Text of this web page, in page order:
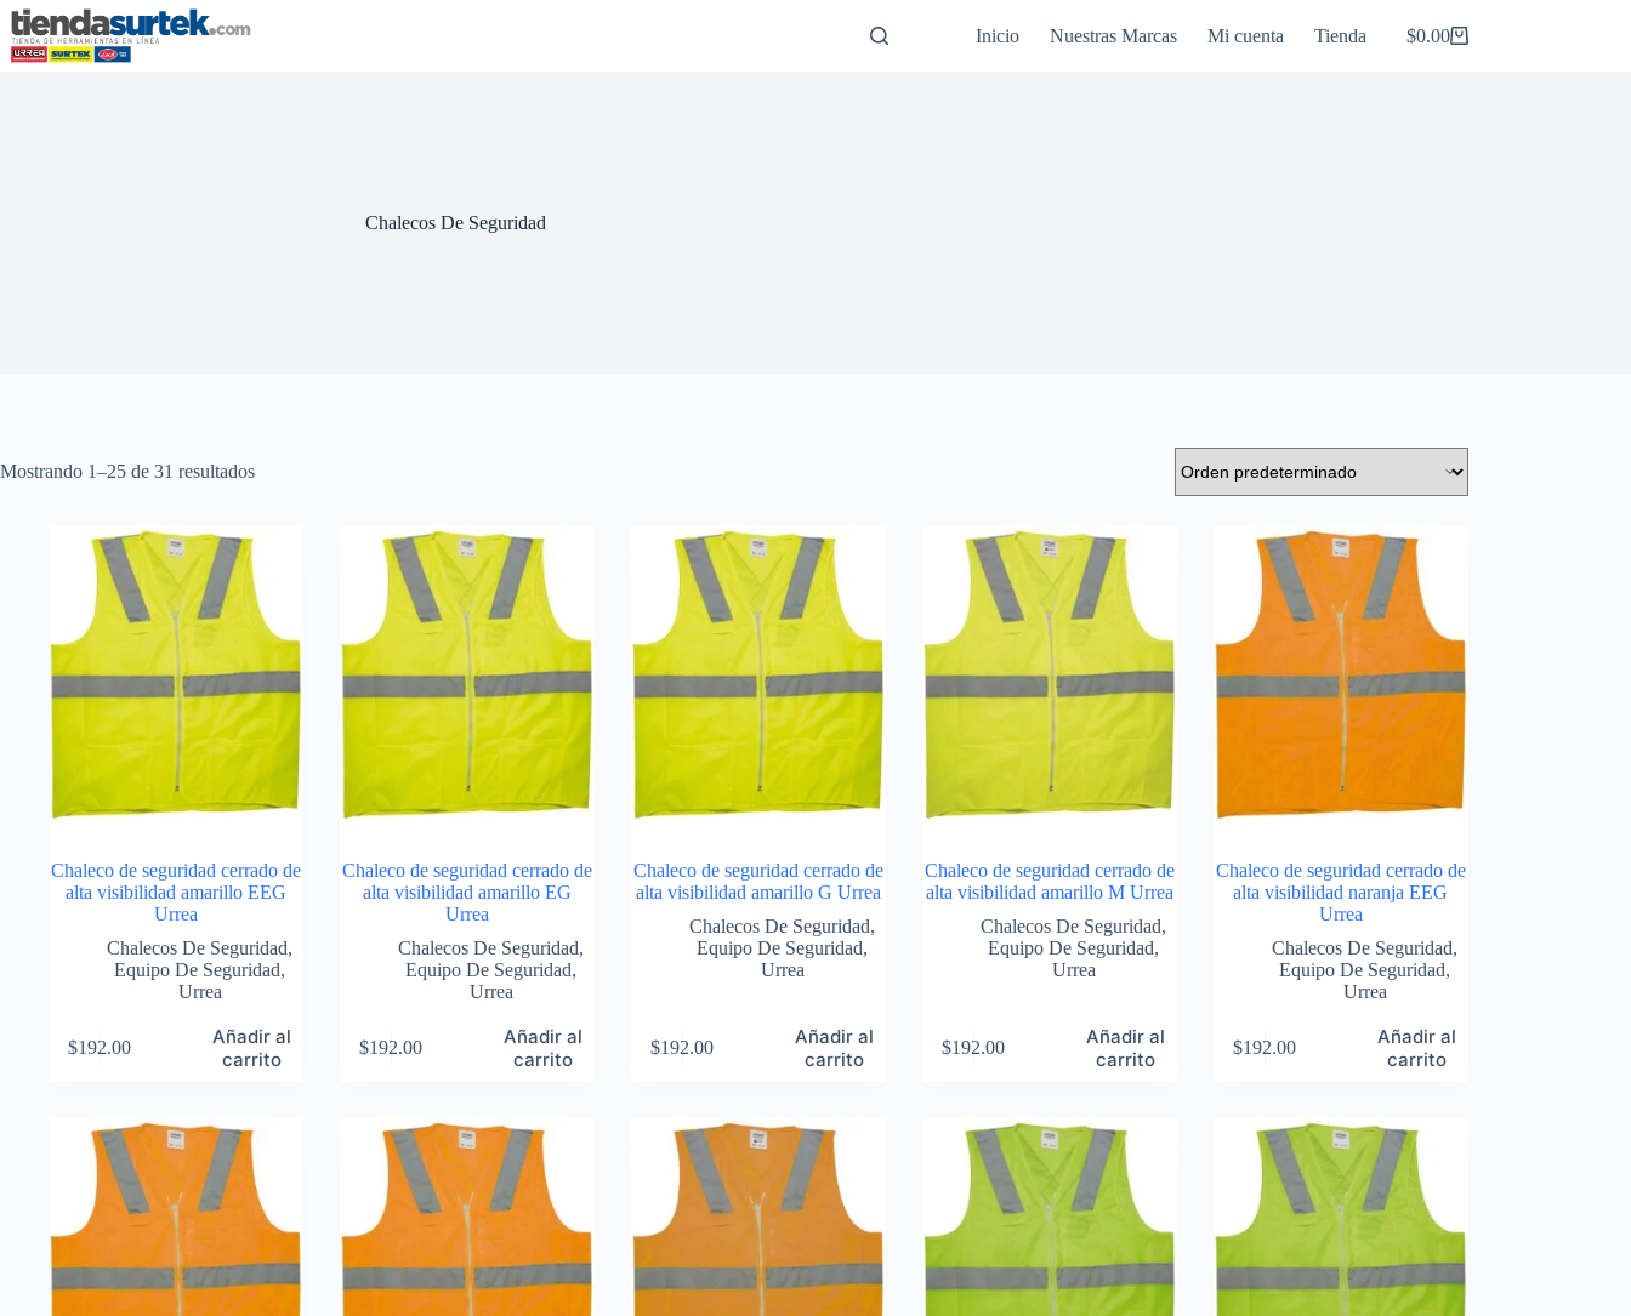
Saltar
al
contenido
Inicio Nuestras Marcas Mi cuenta Tienda
Carro
$0.00
Chalecos De Seguridad
Mostrando 1–25 de 31 resultados
Chaleco de seguridad cerrado de
alta visibilidad amarillo EEG
Urrea
Chalecos De Seguridad,
Equipo De Seguridad,
Urrea
$192.00
Añadir al
carrito
Chaleco de seguridad cerrado de
alta visibilidad amarillo EG
Urrea
Chalecos De Seguridad,
Equipo De Seguridad,
Urrea
$192.00
Añadir al
carrito
Chaleco de seguridad cerrado de
alta visibilidad amarillo G Urrea
Chalecos De Seguridad,
Equipo De Seguridad,
Urrea
$192.00
Añadir al
carrito
Chaleco de seguridad cerrado de
alta visibilidad amarillo M Urrea
Chalecos De Seguridad,
Equipo De Seguridad,
Urrea
$192.00
Añadir al
carrito
Chaleco de seguridad cerrado de
alta visibilidad naranja EEG
Urrea
Chalecos De Seguridad,
Equipo De Seguridad,
Urrea
$192.00
Añadir al
carrito